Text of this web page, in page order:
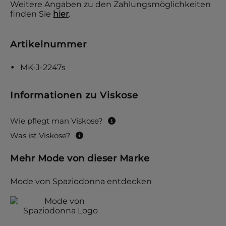
Weitere Angaben zu den Zahlungsmöglichkeiten
finden Sie hier.
Artikelnummer
MK-J-2247s
Informationen zu Viskose
Wie pflegt man Viskose?
Was ist Viskose?
Mehr Mode von dieser Marke
Mode von Spaziodonna entdecken